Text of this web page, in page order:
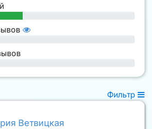
Фильтр
Ветвицкая